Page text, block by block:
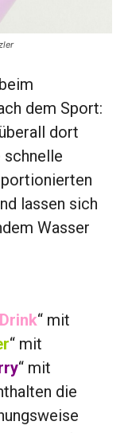
dem Sport:
dort
schnelle
lassen sich
Wasser
“ mit
“ mit
“ mit
die